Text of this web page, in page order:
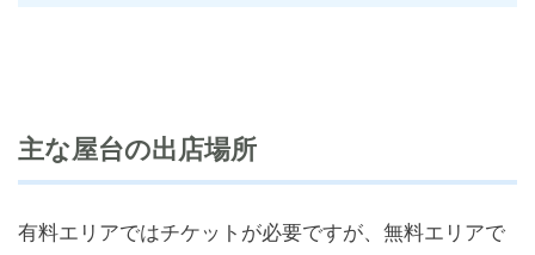
主な屋台の出店場所
有料エリアではチケットが必要ですが、無料エリアで